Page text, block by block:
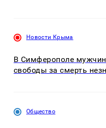
Новости Крыма
В Симферополе
свободы за смерть
Общество